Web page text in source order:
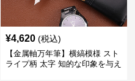
¥4,620 (税込)
【金属軸万年筆】横縞模様 スト
ライプ柄 太字 知的な印象を与え